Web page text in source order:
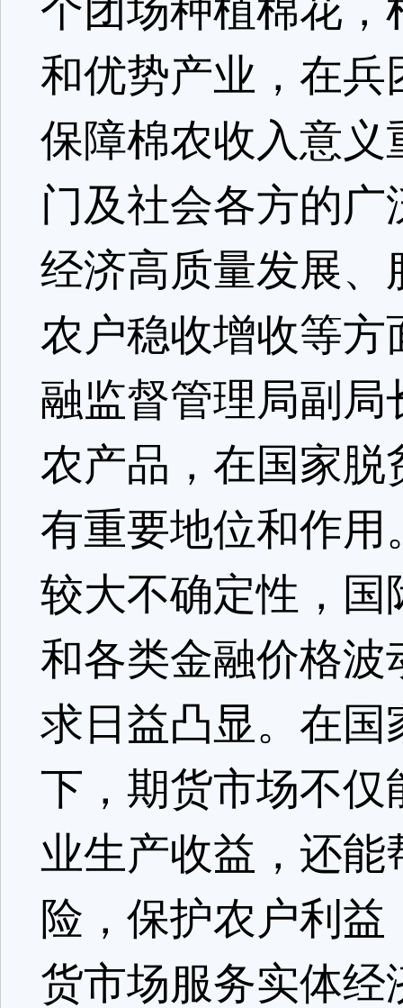
个团场种植棉花
和优势产业，在
保障棉农收入意义
门及社会各方的
经济高质量发展
农户稳收增收等方
融监督管理局副
农产品，在国家
有重要地位和作
较大不确定性，
和各类金融价格
求日益凸显。在
下，期货市场不
业生产收益，还
险，保护农户利
货市场服务实体